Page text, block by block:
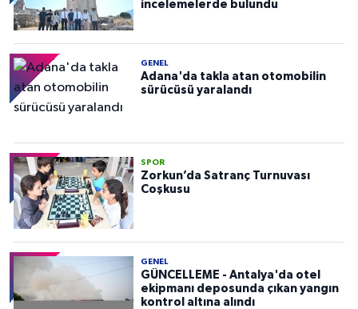
incelemelerde bulundu
GENEL
Adana'da takla atan otomobilin
sürücüsü yaralandı
SPOR
Zorkun’da Satranç Turnuvası
Coşkusu
GENEL
GÜNCELLEME - Antalya'da otel
ekipmanı deposunda çıkan yangın
kontrol altına alındı